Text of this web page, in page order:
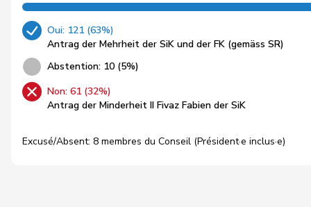
Oui: 121 (63%)
Antrag der Mehrheit der SiK und der FK (gemäss SR)
Abstention: 10 (5%)
Non: 61 (32%)
Antrag der Minderheit II Fivaz Fabien der SiK
Excusé/Absent: 8 membres du Conseil (Président·e inclus·e)